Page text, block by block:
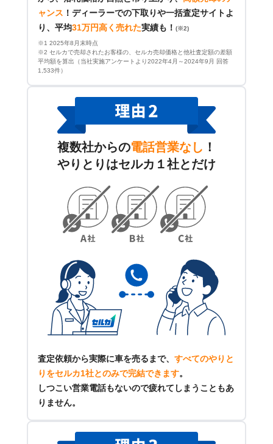
ャンス ！ ディーラーでの下取りや一括査定サイトよ
り、平均31万円高く売れた実績も！ (※2)
※1 2025年8月末時点
※2 セルカで売却されたお客様の、セルカ売却価格と他社査定額の差額
平均額を算出（当社実施アンケートより2022年4月～2024年9月 回答
1,533件）
複数社からの電話営業なし ！
やりとりはセルカ１社とだけ
査定依頼から実際に車を売るまで、 すべてのやりと
りをセルカ1社とのみで完結できます。
しつこい営業電話もないので疲れてしまうこともあ
りません。